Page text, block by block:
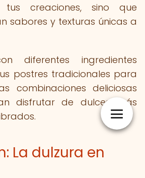
tus creaciones, sino que
sabores y texturas únicas a
diferentes ingredientes
postres tradicionales para
combinaciones deliciosas
disfrutar de dulces más
La dulzura en